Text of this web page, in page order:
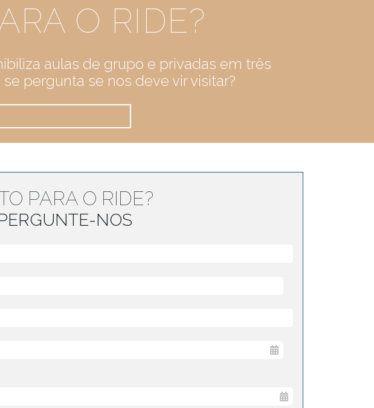
O RIDE?
aulas de grupo e privadas em três
pergunta se nos deve vir visitar?
PARA O RIDE?
NOS